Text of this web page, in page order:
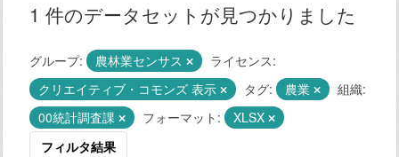
1 件のデータセットが見つかりました
グループ: 農林業センサス
ライセンス:
クリエイティブ・コモンズ 表示
タグ: 農業
組織:
00統計調査課
フォーマット:
XLSX
フィルタ結果